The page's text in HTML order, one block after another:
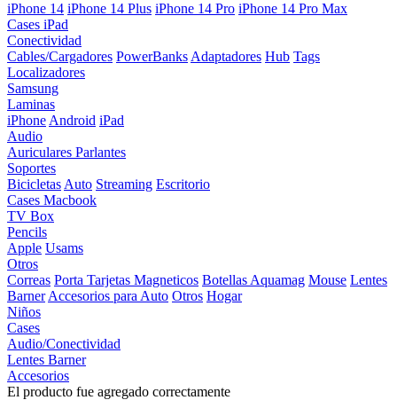
iPhone 14 iPhone 14 Plus iPhone 14 Pro iPhone 14 Pro Max
Cases iPad
Conectividad
Cables/Cargadores PowerBanks Adaptadores Hub Tags
Localizadores
Samsung
Laminas
iPhone Android iPad
Audio
Auriculares Parlantes
Soportes
Bicicletas Auto Streaming Escritorio
Cases Macbook
TV Box
Pencils
Apple Usams
Otros
Correas Porta Tarjetas Magneticos Botellas Aquamag Mouse Lentes
Barner Accesorios para Auto Otros Hogar
Niños
Cases
Audio/Conectividad
Lentes Barner
Accesorios
El producto fue agregado correctamente